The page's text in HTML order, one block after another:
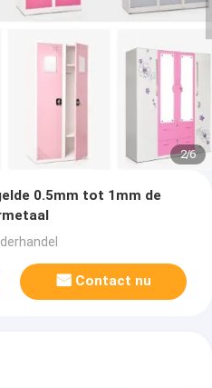
2/6
0.5mm tot 1mm de
Contact nu